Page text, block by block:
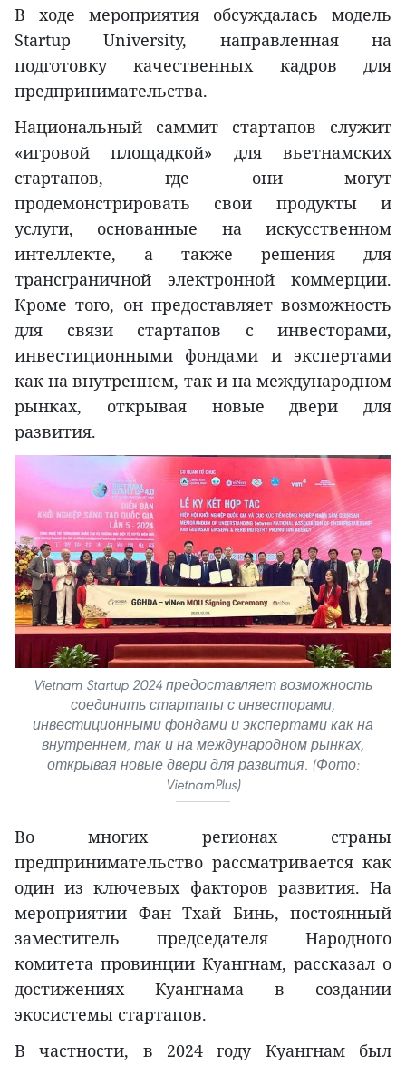
В ходе мероприятия обсуждалась модель
Startup University, направленная на
подготовку качественных кадров для
предпринимательства.
Национальный саммит стартапов служит
«игровой площадкой» для вьетнамских
стартапов, где они могут
продемонстрировать свои продукты и
услуги, основанные на искусственном
интеллекте, а также решения для
трансграничной электронной коммерции.
Кроме того, он предоставляет возможность
для связи стартапов с инвесторами,
инвестиционными фондами и экспертами
как на внутреннем, так и на международном
рынках, открывая новые двери для
развития.
Vietnam Startup 2024 предоставляет возможность
соединить стартапы с инвесторами,
инвестиционными фондами и экспертами как на
внутреннем, так и на международном рынках,
открывая новые двери для развития. (Фото:
VietnamPlus)
Во многих регионах страны
предпринимательство рассматривается как
один из ключевых факторов развития. На
мероприятии Фан Тхай Бинь, постоянный
заместитель председателя Народного
комитета провинции Куангнам, рассказал о
достижениях Куангнама в создании
экосистемы стартапов.
В частности, в 2024 году Куангнам был